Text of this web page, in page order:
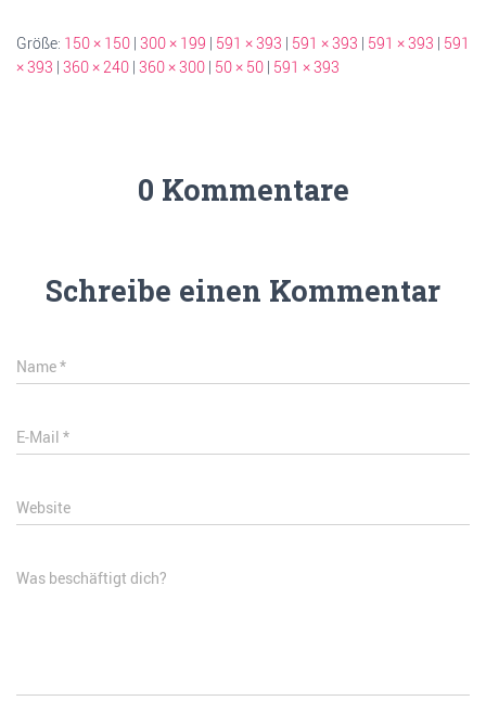
Größe: 150 × 150 | 300 × 199 | 591 × 393 | 591 × 393 | 591 × 393 | 591
× 393 | 360 × 240 | 360 × 300 | 50 × 50 | 591 × 393
0 Kommentare
Schreibe einen Kommentar
Name*
E-Mail *
Website
Was beschäftigt dich?